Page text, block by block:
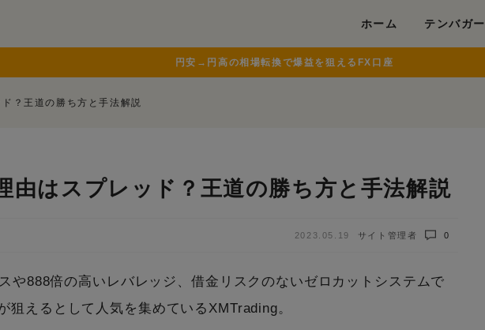
ホーム テンバガー
円安→円高の相場転換で爆益を狙えるFX口座
？王道の勝ち方と手法解説
由はスプレッド？王道の勝ち方と手法解説
2023.05.19 サイト管理者 0
や888倍の高いレバレッジ、借金リスクのないゼロカットシステムで
狙えるとして人気を集めているXMTrading。